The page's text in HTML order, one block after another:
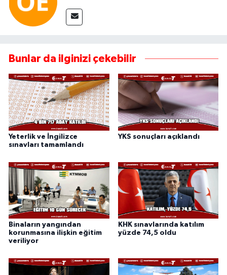
Bunlar da ilginizi çekebilir
Yeterlik ve İngilizce
sınavları tamamlandı
YKS sonuçları açıklandı
Binaların yangından
korunmasına ilişkin eğitim
veriliyor
KHK sınavlarında katılım
yüzde 74,5 oldu